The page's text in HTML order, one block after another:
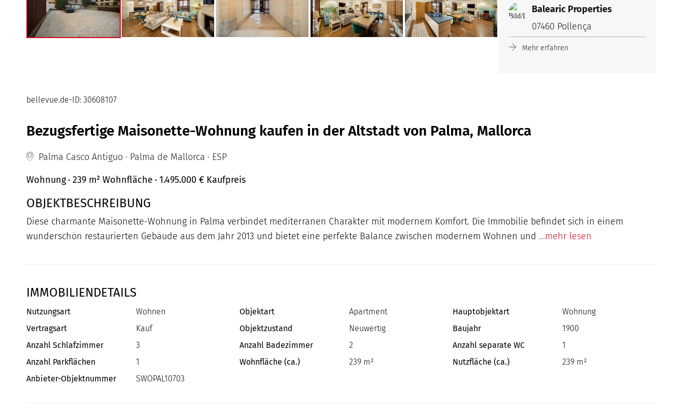
Balearic Properties
07460 Pollença
Mehr erfahren
bellevue.de-ID: 30608107
Bezugsfertige Maisonette-Wohnung kaufen in der Altstadt von Palma, Mallorca
Palma Casco Antiguo · Palma de Mallorca · ESP
Wohnung · 239 m² Wohnfläche · 1.495.000 € Kaufpreis
OBJEKTBESCHREIBUNG
Diese charmante Maisonette-Wohnung in Palma verbindet mediterranen Charakter mit modernem Komfort. Die Immobilie befindet sich in einem
wunderschön restaurierten Gebäude aus dem Jahr 2013 und bietet eine perfekte Balance zwischen modernem Wohnen und ...mehr lesen
IMMOBILIENDETAILS
Nutzungsart Wohnen Objektart Apartment Hauptobjektart
Wohnung
Vertragsart
Kauf Objektzustand Neuwertig Baujahr
1900
Anzahl Schlafzimmer
3 Anzahl Badezimmer 2 Anzahl separate WC
1
Anzahl Parkflächen
1 Wohnfläche (ca.) 239 m² Nutzfläche (ca.)
239 m²
Anbieter-Objektnummer
SWOPAL10703